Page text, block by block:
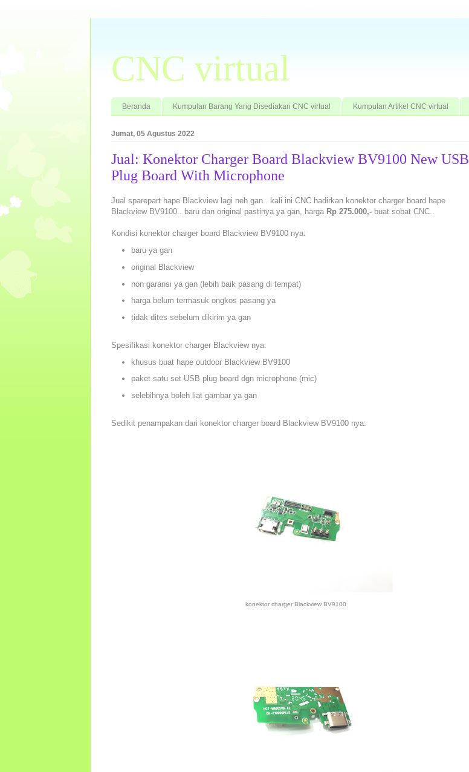
CNC virtual
Beranda Kumpulan Barang Yang Disediakan CNC virtual Kumpulan Artikel CNC virtual
Jumat, 05 Agustus 2022
Jual: Konektor Charger Board Blackview BV9100 New USB
Plug Board With Microphone
Jual sparepart hape Blackview lagi neh gan.. kali ini CNC hadirkan konektor charger board hape
Blackview BV9100.. baru dan original pastinya ya gan, harga Rp 275.000,- buat sobat CNC..
Kondisi konektor charger board Blackview BV9100 nya:
baru ya gan
original Blackview
non garansi ya gan (lebih baik pasang di tempat)
harga belum termasuk ongkos pasang ya
tidak dites sebelum dikirim ya gan
Spesifikasi konektor charger Blackview nya:
khusus buat hape outdoor Blackview BV9100
paket satu set USB plug board dgn microphone (mic)
selebihnya boleh liat gambar ya gan
Sedikit penampakan dari konektor charger board Blackview BV9100 nya:
konektor charger Blackview BV9100